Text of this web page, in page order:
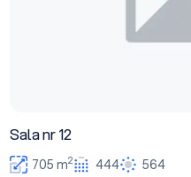
Sala nr 12
705 m2 444 564